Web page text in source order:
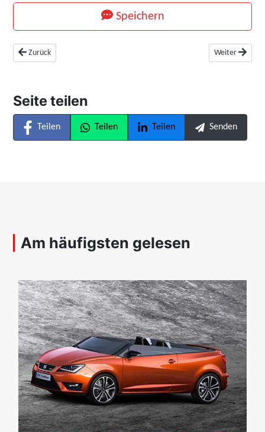
Speichern
Vorheriger Beitrag: Autolack verstehen: Worauf es bei Reparatur,
Zurück Nächster
Weiter
Seite teilen
Teilen Teilen Teilen Senden
Am häufigsten gelesen